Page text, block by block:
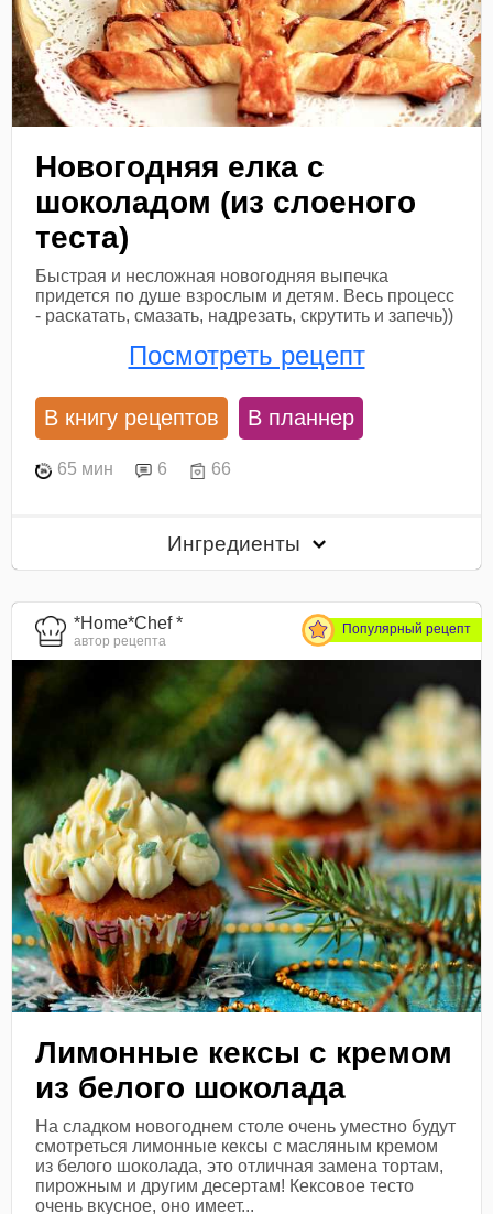
Новогодняя елка с
шоколадом (из слоеного
теста)
Быстрая и несложная новогодняя выпечка
придется по душе взрослым и детям. Весь процесс
- раскатать, смазать, надрезать, скрутить и запечь))
Посмотреть рецепт
В книгу рецептов В планнер
65 мин 6 66
Ингредиенты
*Home*Chef *
автор рецепта
Популярный рецепт
Лимонные кексы с кремом
из белого шоколада
На сладком новогоднем столе очень уместно будут
смотреться лимонные кексы с масляным кремом
из белого шоколада, это отличная замена тортам,
пирожным и другим десертам! Кексовое тесто
очень вкусное, оно имеет...